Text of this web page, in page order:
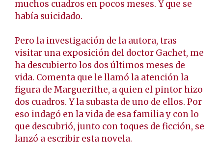
muchos cuadros en pocos meses. Y que se
había suicidado.
Pero la investigación de la autora, tras
visitar una exposición del doctor Gachet, me
ha descubierto los dos últimos meses de
vida. Comenta que le llamó la atención la
figura de Marguerithe, a quien el pintor hizo
dos cuadros. Y la subasta de uno de ellos. Por
eso indagó en la vida de esa familia y con lo
que descubrió, junto con toques de ficción, se
lanzó a escribir esta novela.